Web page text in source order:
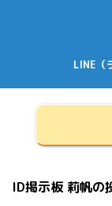
LINE（
ID掲示板 莉帆の